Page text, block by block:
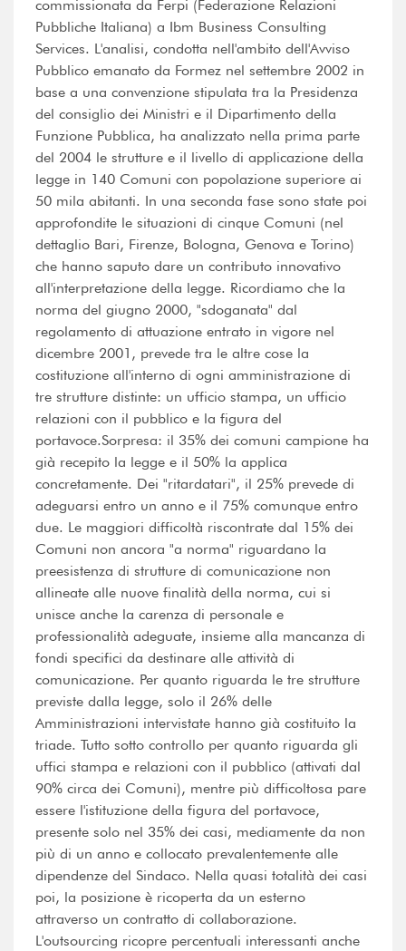
commissionata da Ferpi (Federazione Relazioni
Pubbliche Italiana) a Ibm Business Consulting
Services. L'analisi, condotta nell'ambito dell'Avviso
Pubblico emanato da Formez nel settembre 2002 in
base a una convenzione stipulata tra la Presidenza
del consiglio dei Ministri e il Dipartimento della
Funzione Pubblica, ha analizzato nella prima parte
del 2004 le strutture e il livello di applicazione della
legge in 140 Comuni con popolazione superiore ai
50 mila abitanti. In una seconda fase sono state poi
approfondite le situazioni di cinque Comuni (nel
dettaglio Bari, Firenze, Bologna, Genova e Torino)
che hanno saputo dare un contributo innovativo
all'interpretazione della legge. Ricordiamo che la
norma del giugno 2000, "sdoganata" dal
regolamento di attuazione entrato in vigore nel
dicembre 2001, prevede tra le altre cose la
costituzione all'interno di ogni amministrazione di
tre strutture distinte: un ufficio stampa, un ufficio
relazioni con il pubblico e la figura del
portavoce.Sorpresa: il 35% dei comuni campione ha
già recepito la legge e il 50% la applica
concretamente. Dei "ritardatari", il 25% prevede di
adeguarsi entro un anno e il 75% comunque entro
due. Le maggiori difficoltà riscontrate dal 15% dei
Comuni non ancora "a norma" riguardano la
preesistenza di strutture di comunicazione non
allineate alle nuove finalità della norma, cui si
unisce anche la carenza di personale e
professionalità adeguate, insieme alla mancanza di
fondi specifici da destinare alle attività di
comunicazione. Per quanto riguarda le tre strutture
previste dalla legge, solo il 26% delle
Amministrazioni intervistate hanno già costituito la
triade. Tutto sotto controllo per quanto riguarda gli
uffici stampa e relazioni con il pubblico (attivati dal
90% circa dei Comuni), mentre più difficoltosa pare
essere l'istituzione della figura del portavoce,
presente solo nel 35% dei casi, mediamente da non
più di un anno e collocato prevalentemente alle
dipendenze del Sindaco. Nella quasi totalità dei casi
poi, la posizione è ricoperta da un esterno
attraverso un contratto di collaborazione.
L'outsourcing ricopre percentuali interessanti anche